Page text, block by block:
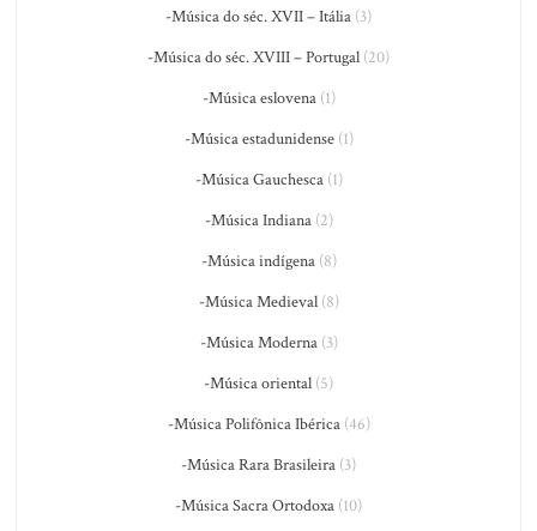
-Música do séc. XVII – Itália (3)
-Música do séc. XVIII – Portugal (20)
-Música eslovena(1)
-Música estadunidense(1)
-Música Gauchesca(1)
-Música Indiana(2)
-Música indígena(8)
-Música Medieval(8)
-Música Moderna(3)
-Música oriental (5)
-Música Polifônica Ibérica(46)
-Música Rara Brasileira (3)
-Música Sacra Ortodoxa (10)